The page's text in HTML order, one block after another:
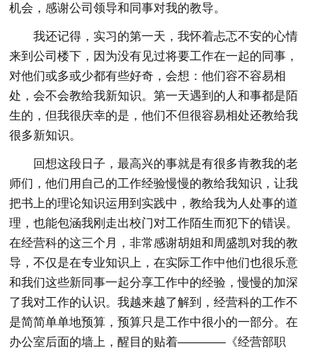
机会，感谢公司领导和同事对我的教导。
我还记得，实习的第一天，我怀着忐忑不安的心情
来到公司楼下，因为没有见过将要工作在一起的同事，
对他们或多或少都有些好奇，会想：他们容不容易相
处，会不会教给我新知识。第一天遇到的人和事都是陌
生的，但我很庆幸的是，他们不但很容易相处还教给我
很多新知识。
回想这段日子，最高兴的事就是有很多肯教我的老
师们，他们用自己的工作经验慢慢的教给我知识，让我
把书上的理论知识运用到实践中，教给我为人处事的道
理，也能包涵我刚走出校门对工作陌生而犯下的错误。
在经营科的这三个月，非常感谢胡姐和周盛凯对我的教
导，不仅是在专业知识上，在实际工作中他们也很乐意
和我们这些新同事一起分享工作中的经验，慢慢的加深
了我对工作的认识。我越来越了解到，经营科的工作不
是简简单单地预算，预算只是工作中很小的一部分。在
办公室后面的墙上，醒目的贴着————《经营部职